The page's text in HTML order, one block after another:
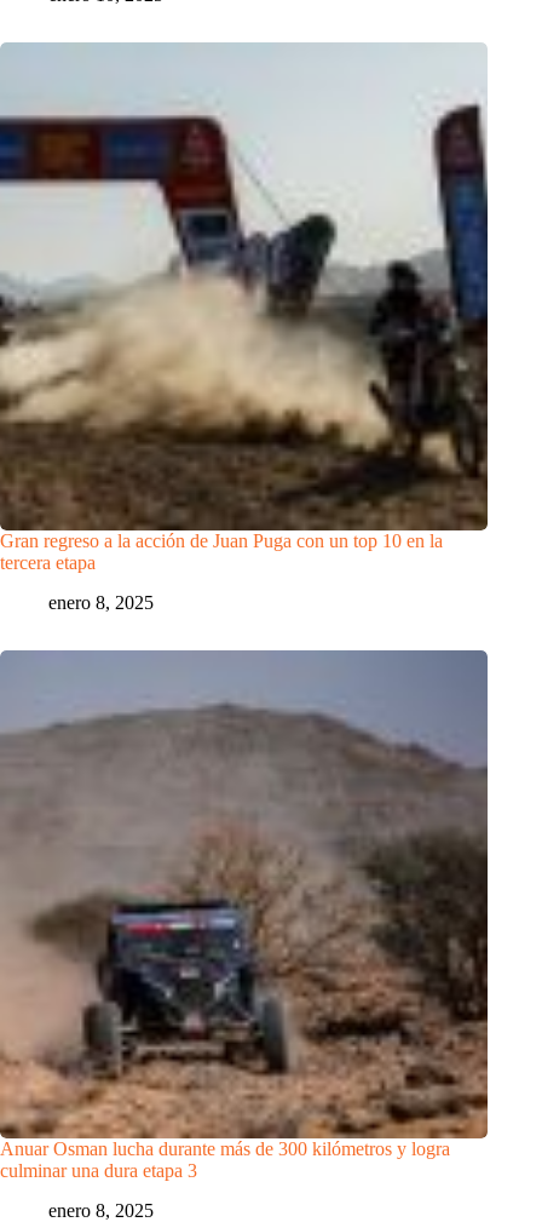
Gran regreso a la acción de Juan Puga con un top 10 en la
tercera etapa
enero 8, 2025
Anuar Osman lucha durante más de 300 kilómetros y logra
culminar una dura etapa 3
enero 8, 2025